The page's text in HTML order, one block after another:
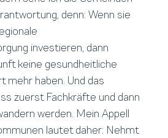
denn: Wenn sie
investieren, dann
keine gesundheitliche
mehr haben. Und das
zuerst Fachkräfte und dann
werden. Mein Appell
lautet daher: Nehmt